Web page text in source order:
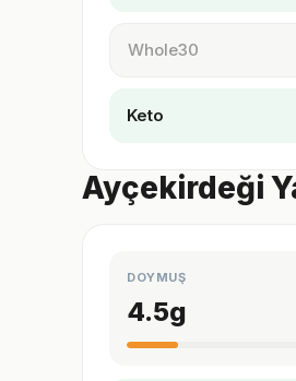
Whole30
Keto
Ayçekirdeği
DOYMUŞ
4.5g